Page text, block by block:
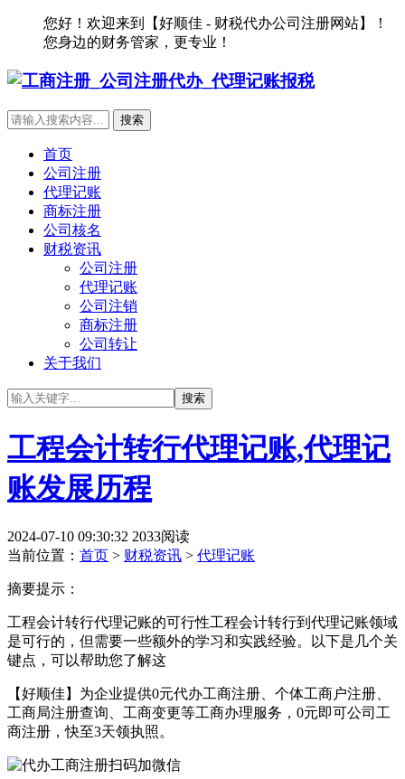
您好！欢迎来到【好顺佳 - 财税代办公司注册网站】！
您身边的财务管家，更专业！
首页
公司注册
代理记账
商标注册
公司核名
财税资讯
公司注册
代理记账
公司注销
商标注册
公司转让
关于我们
工程会计转行代理记账,代理记
账发展历程
2024-07-10 09:30:32 2033阅读
当前位置： 首页 > 财税资讯 > 代理记账
摘要提示：
工程会计转行代理记账的可行性工程会计转行到代理记账领域
是可行的，但需要一些额外的学习和实践经验。以下是几个关
键点，可以帮助您了解这
【好顺佳】为企业提供0元代办工商注册、个体工商户注册、
工商局注册查询、工商变更等工商办理服务，0元即可公司工
商注册，快至3天领执照。